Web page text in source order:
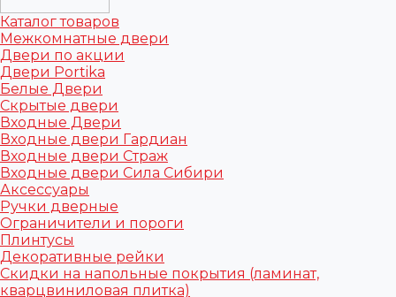
Каталог товаров
Межкомнатные двери
Двери по акции
Двери Portika
Белые Двери
Скрытые двери
Входные Двери
Входные двери Гардиан
Входные двери Страж
Входные двери Сила Сибири
Аксессуары
Ручки дверные
Ограничители и пороги
Плинтусы
Декоративные рейки
Скидки на напольные покрытия (ламинат,
кварцвиниловая плитка)